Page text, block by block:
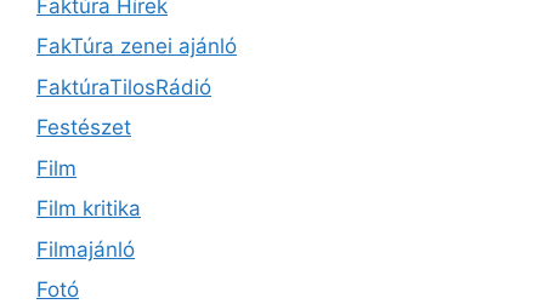
Faktúra Hírek
FakTúra zenei ajánló
FaktúraTilosRádió
Festészet
Film
Film kritika
Filmajánló
Fotó